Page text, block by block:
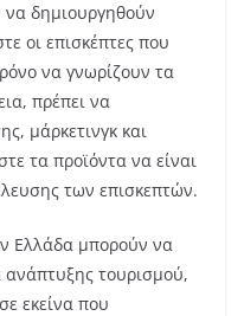
να δημιουργηθούν
οι επισκέπτες που
να γνωρίζουν τα
πρέπει να
μάρκετινγκ και
τα προϊόντα να είναι
των επισκεπτών.
Ελλάδα μπορούν να
τουρισμού,
εκείνα που